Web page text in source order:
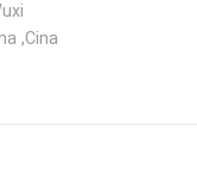
,Cina